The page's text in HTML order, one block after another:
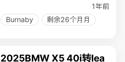
1年前
Burnaby
剩余26个月月
2025BMW X5 40i转lea